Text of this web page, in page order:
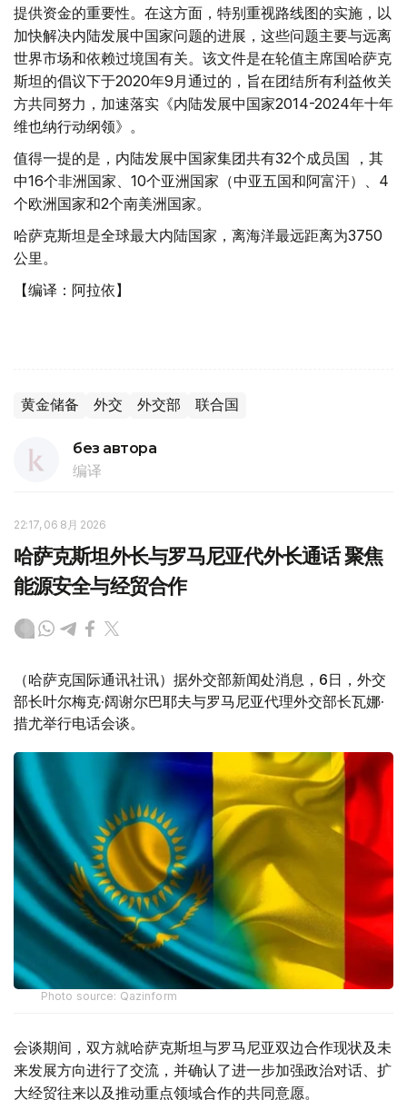
提供资金的重要性。在这方面，特别重视路线图的实施，以
加快解决内陆发展中国家问题的进展，这些问题主要与远离
世界市场和依赖过境国有关。该文件是在轮值主席国哈萨克
斯坦的倡议下于2020年9月通过的，旨在团结所有利益攸关
方共同努力，加速落实《内陆发展中国家2014-2024年十年
维也纳行动纲领》。
值得一提的是，内陆发展中国家集团共有32个成员国 ，其
中16个非洲国家、10个亚洲国家（中亚五国和阿富汗）、4
个欧洲国家和2个南美洲国家。
哈萨克斯坦是全球最大内陆国家，离海洋最远距离为3750
公里。
【编译：阿拉依】
黄金储备 外交 外交部 联合国
без автора
编译
22:17, 06 8月 2026
哈萨克斯坦外长与罗马尼亚代外长通话 聚焦
能源安全与经贸合作
（哈萨克国际通讯社讯）据外交部新闻处消息，6日，外交
部长叶尔梅克·阔谢尔巴耶夫与罗马尼亚代理外交部长瓦娜·
措尤举行电话会谈。
Photo source: Qazinform
会谈期间，双方就哈萨克斯坦与罗马尼亚双边合作现状及未
来发展方向进行了交流，并确认了进一步加强政治对话、扩
大经贸往来以及推动重点领域合作的共同意愿。